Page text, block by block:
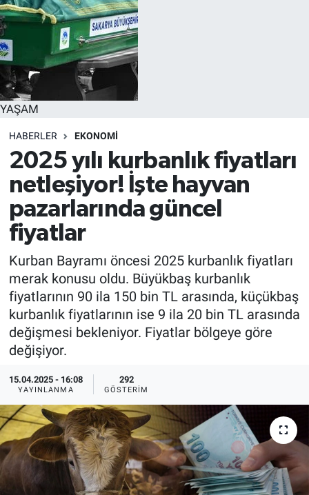
YAŞAM
HABERLER EKONOMİ
2025 yılı kurbanlık fiyatları
netleşiyor! İşte hayvan
pazarlarında güncel
fiyatlar
Kurban Bayramı öncesi 2025 kurbanlık fiyatları
merak konusu oldu. Büyükbaş kurbanlık
fiyatlarının 90 ila 150 bin TL arasında, küçükbaş
kurbanlık fiyatlarının ise 9 ila 20 bin TL arasında
değişmesi bekleniyor. Fiyatlar bölgeye göre
değişiyor.
15.04.2025 - 16:08
YAYINLANMA
292
GÖSTERIM